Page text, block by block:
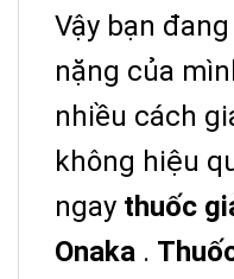
Vậy bạn
nặng của
nhiều cách
không hiệu
ngay thuốc
Onaka .